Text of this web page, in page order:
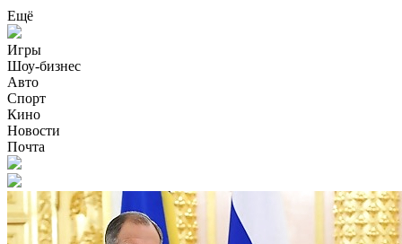
Ещё
Игры
Шоу-бизнес
Авто
Спорт
Кино
Новости
Почта